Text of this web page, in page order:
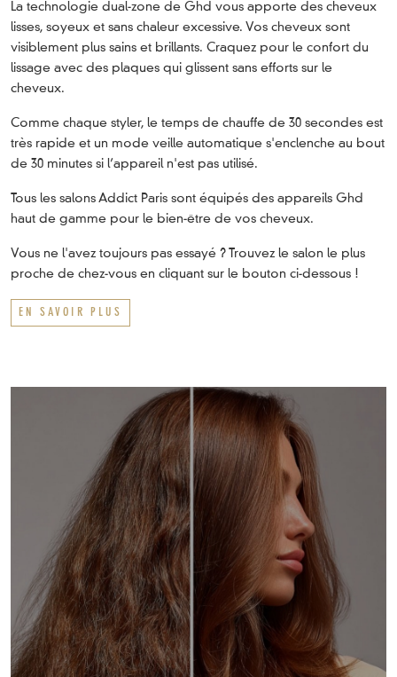
La technologie dual-zone de Ghd vous apporte des cheveux
lisses, soyeux et sans chaleur excessive. Vos cheveux sont
visiblement plus sains et brillants. Craquez pour le confort du
lissage avec des plaques qui glissent sans efforts sur le
cheveux.
Comme chaque styler, le temps de chauffe de 30 secondes est
très rapide et un mode veille automatique s'enclenche au bout
de 30 minutes si l’appareil n'est pas utilisé.
Tous les salons Addict Paris sont équipés des appareils Ghd
haut de gamme pour le bien-être de vos cheveux.
Vous ne l'avez toujours pas essayé ? Trouvez le salon le plus
proche de chez-vous en cliquant sur le bouton ci-dessous !
EN SAVOIR PLUS